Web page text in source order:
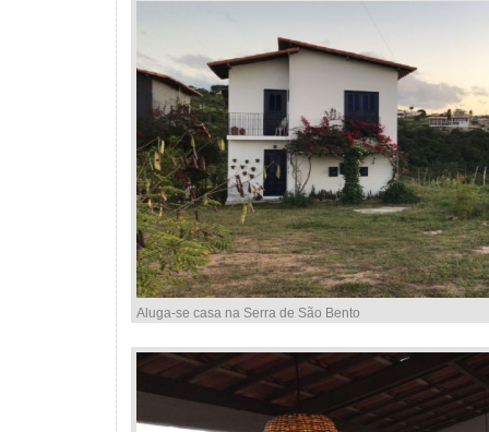
Aluga-se casa na Serra de São Bento